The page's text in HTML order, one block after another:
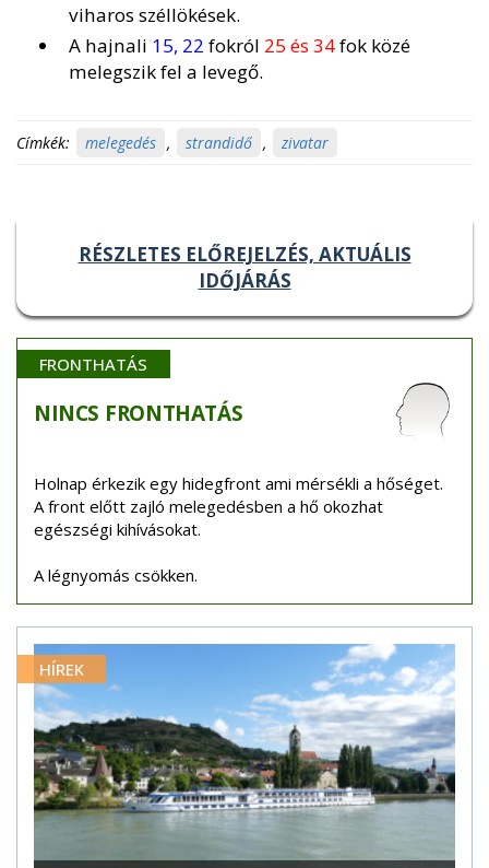
viharos széllökések.
A hajnali 15, 22 fokról 25 és 34fok közé
melegszik fel a levegő.
Címkék: melegedés , strandidő , zivatar
RÉSZLETES ELŐREJELZÉS, AKTUÁLIS
IDŐJÁRÁS
FRONTHATÁS
NINCS FRONTHATÁS
Holnap érkezik egy hidegfront ami mérsékli a hőséget.
A front előtt zajló melegedésben a hő okozhat
egészségi kihívásokat.
A légnyomás csökken.
HÍREK